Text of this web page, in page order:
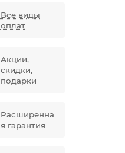
Все виды
оплат
Акции,
скидки,
подарки
Расширенна
я гарантия